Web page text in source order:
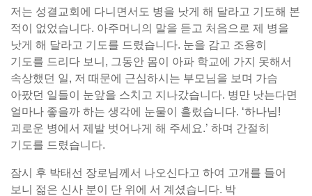
저는 성결교회에 다니면서도 병을 낫게 해 달라고 기도해 본
적이 없었습니다. 아주머니의 말을 듣고 처음으로 제 병을
낫게 해 달라고 기도를 드렸습니다. 눈을 감고 조용히
기도를 드리다 보니, 그동안 몸이 아파 학교에 가지 못해서
속상했던 일, 저 때문에 근심하시는 부모님을 보며 가슴
아팠던 일들이 눈앞을 스치고 지나갔습니다. 병만 낫는다면
얼마나 좋을까 하는 생각에 눈물이 흘렀습니다. ‘하나님!
괴로운 병에서 제발 벗어나게 해 주세요.’ 하며 간절히
기도를 드렸습니다.
잠시 후 박태선 장로님께서 나오신다고 하여 고개를 들어
보니 젊은 신사 분이 단 위에 서 계셨습니다. 박